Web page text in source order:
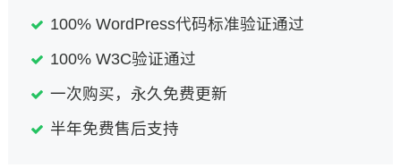
100% WordPress代码标准验证通过
100% W3C验证通过
一次购买，永久免费更新
半年免费售后支持